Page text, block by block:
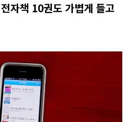
자책 10권도 가볍게 들고